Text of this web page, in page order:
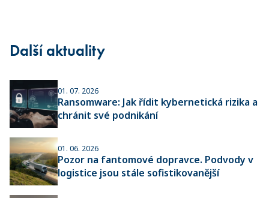
Další aktuality
01. 07. 2026
Ransomware: Jak řídit kybernetická rizika a
chránit své podnikání
01. 06. 2026
Pozor na fantomové dopravce. Podvody v
logistice jsou stále sofistikovanější